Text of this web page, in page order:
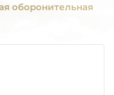
оборонительная